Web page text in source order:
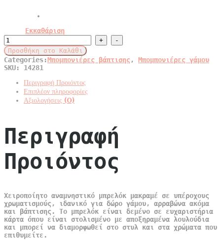
Εκκαθάριση
Αναμνηστικό
μπρελόκ
μακραμέ
σε
ευχαριστήρια
quantity
Προσθήκη στο Καλάθι
Categories:Μπομπονιέρες βάπτισης, Μπομπονιέρες γάμου
SKU: 14281
Περιγραφή Προιόντος
Επιπλέον πληροφορίες
Αξιολογήσεις (0)
Περιγραφή
Προιόντος
Χειροποίητο αναμνηστικό μπρελόκ μακραμέ σε υπέροχους
χρωματισμούς, ιδανικό για δώρο γάμου, αρραβώνα ακόμα
και βάπτισης. Το μπρελόκ είναι δεμένο σε ευχαριστήρια
κάρτα όπου είναι στολισμένο με αποξηραμένα λουλούδια
και μπορεί να διαμορφωθεί στο στυλ και στα χρώματα που
επιθυμείτε.